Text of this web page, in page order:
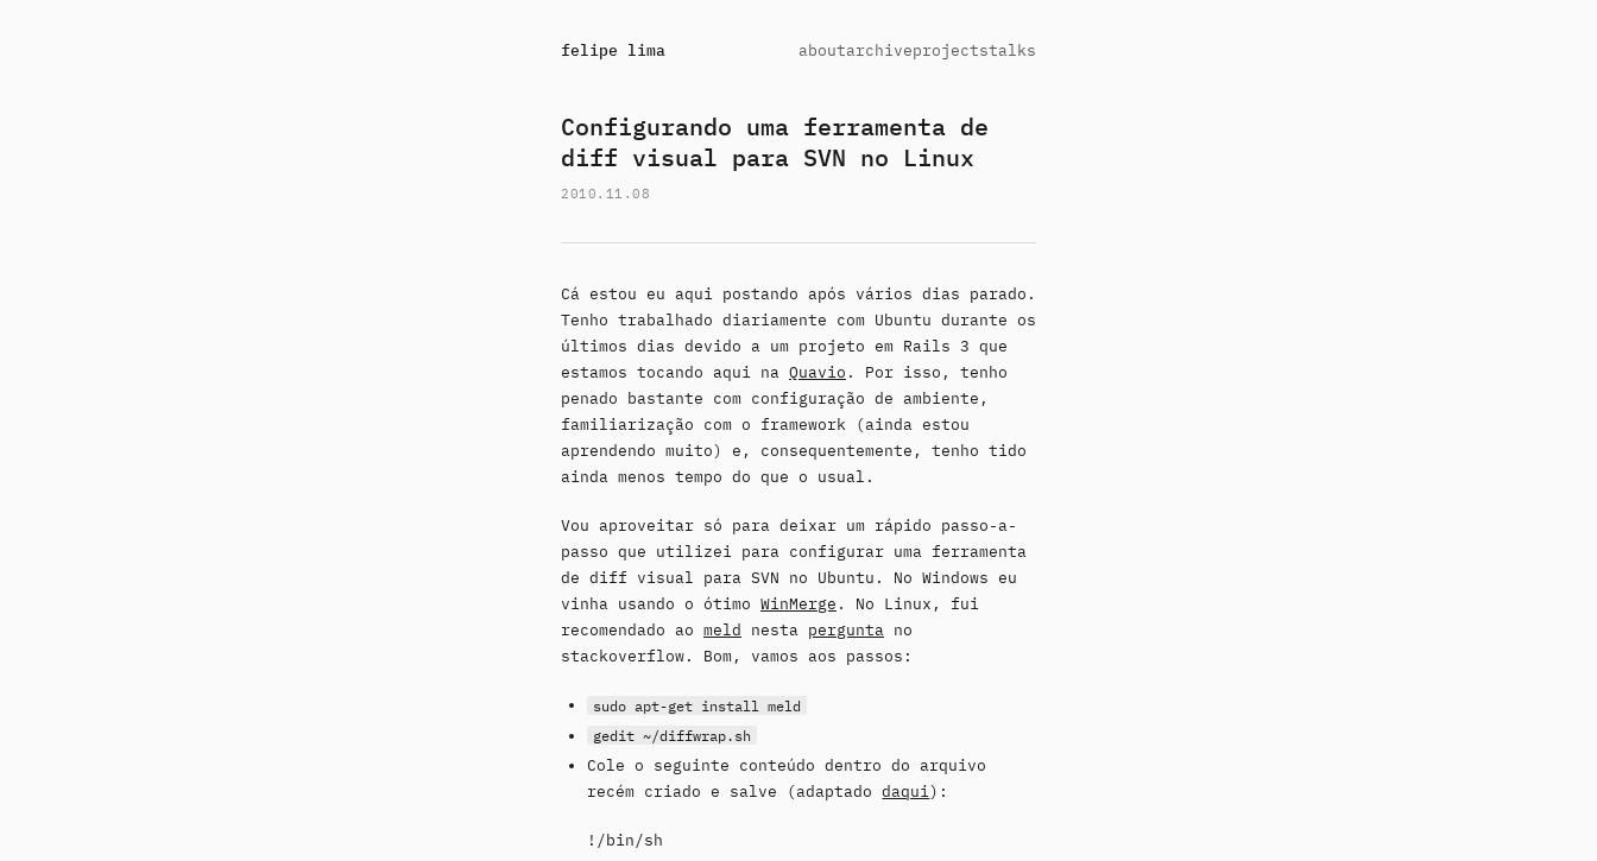
felipe lima aboutarchiveprojectstalks
Configurando uma ferramenta de
diff visual para SVN no Linux
2010.11.08
Cá estou eu aqui postando após vários dias parado.
Tenho trabalhado diariamente com Ubuntu durante os
últimos dias devido a um projeto em Rails 3 que
estamos tocando aqui na Quavio . Por isso, tenho
penado bastante com configuração de ambiente,
familiarização com o framework (ainda estou
aprendendo muito) e, consequentemente, tenho tido
ainda menos tempo do que o usual.
Vou aproveitar só para deixar um rápido passo-a-
passo que utilizei para configurar uma ferramenta
de diff visual para SVN no Ubuntu. No Windows eu
vinha usando o ótimo WinMerge . No Linux, fui
recomendado ao meld nesta pergunta no
stackoverflow. Bom, vamos aos passos:
sudo apt-get install meld
gedit ~/diffwrap.sh
Cole o seguinte conteúdo dentro do arquivo
recém criado e salve (adaptadodaqui):
!/bin/sh